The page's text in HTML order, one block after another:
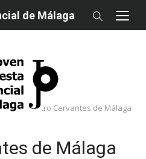
de Málaga
» Teatro Cervantes de Málaga
de Málaga